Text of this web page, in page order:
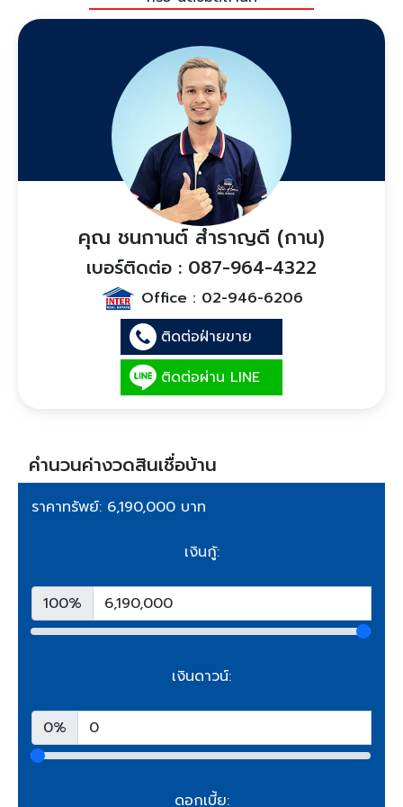
คุณ ชนกานต์ สำราญดี (กาน)
เบอร์ติดต่อ : 087-964-4322
Office : 02-946-6206
ติดต่อฝ่ายขาย
ติดต่อผ่าน LINE
คำนวนค่างวดสินเชื่อบ้าน
ราคาทรัพย์: 6,190,000 บาท
เงินกู้:
100%
เงินดาวน์:
0%
ดอกเบี้ย: